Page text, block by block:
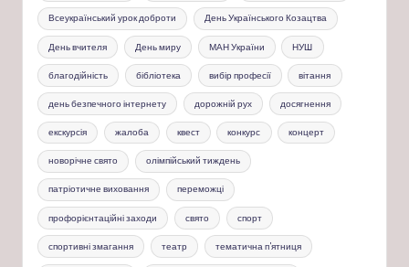
Всеукраїнський урок доброти День Українського Козацтва
День вчителя День миру МАН України НУШ
благодійність бібліотека вибір професії вітання
день безпечного інтернету дорожній рух досягнення
екскурсія жалоба квест конкурс концерт
новорічне свято олімпійський тиждень
патріотичне виховання переможці
профорієнтаційні заходи свято спорт
спортивні змагання театр тематична п'ятниця